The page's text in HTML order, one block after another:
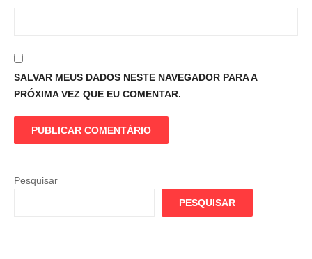
SALVAR MEUS DADOS NESTE NAVEGADOR PARA A
PRÓXIMA VEZ QUE EU COMENTAR.
Pesquisar
PESQUISAR